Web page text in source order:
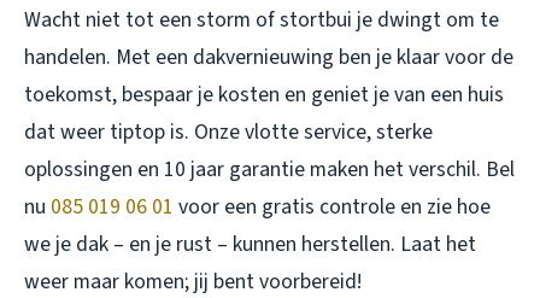
Wacht niet tot een storm of stortbui je dwingt om te
handelen. Met een dakvernieuwing ben je klaar voor de
toekomst, bespaar je kosten en geniet je van een huis
dat weer tiptop is. Onze vlotte service, sterke
oplossingen en 10 jaar garantie maken het verschil. Bel
nu 085 019 06 01 voor een gratis controle en zie hoe
we je dak – en je rust – kunnen herstellen. Laat het
weer maar komen; jij bent voorbereid!